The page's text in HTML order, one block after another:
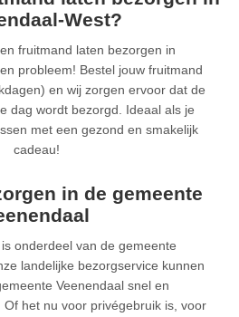
West?
fruitmand laten bezorgen in
probleem! Bestel jouw fruitmand
en wij zorgen ervoor dat de
dag wordt bezorgd. Ideaal als je
met een gezond en smakelijk
cadeau!
in de gemeente
onderdeel van de gemeente
landelijke bezorgservice kunnen
Veenendaal snel en
het nu voor privégebruik is, voor